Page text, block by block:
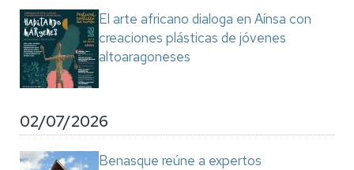
El arte africano dialoga en Aínsa con
creaciones plásticas de jóvenes
altoaragoneses
02/07/2026
Benasque reúne a expertos